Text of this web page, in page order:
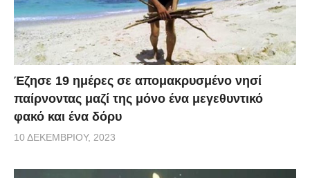
Έζησε 19 ημέρες σε απομακρυσμένο νησί
παίρνοντας μαζί της μόνο ένα μεγεθυντικό
φακό και ένα δόρυ
10 ΔΕΚΕΜΒΡΊΟΥ, 2023